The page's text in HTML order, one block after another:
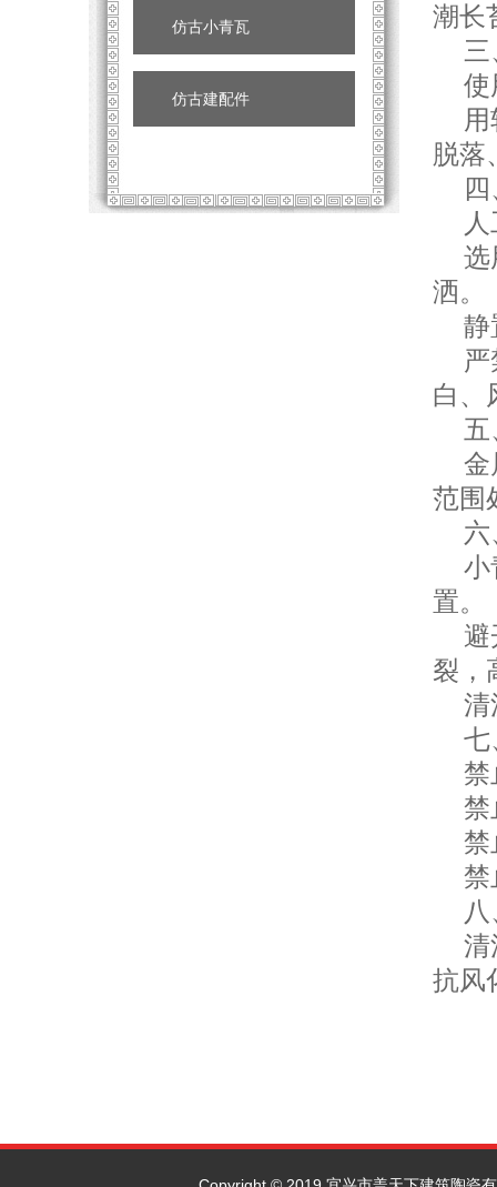
仿古小青瓦
仿古建配件
潮长
三
使
用
脱落
四
人
选
洒。
静
严
白、
五
金
范围
六
小
置。
避
裂，
清
七
禁
禁
禁
禁
八
清
抗风